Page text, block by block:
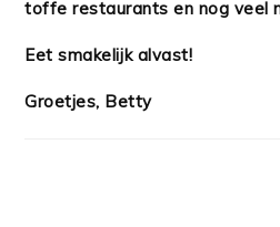
toffe restaurants en nog veel
Eet smakelijk alvast!
Groetjes, Betty